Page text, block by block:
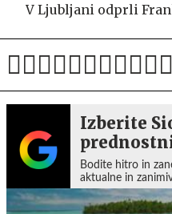
V Ljubljani odprli
Izberite
Bodite hitro in
aktualne in